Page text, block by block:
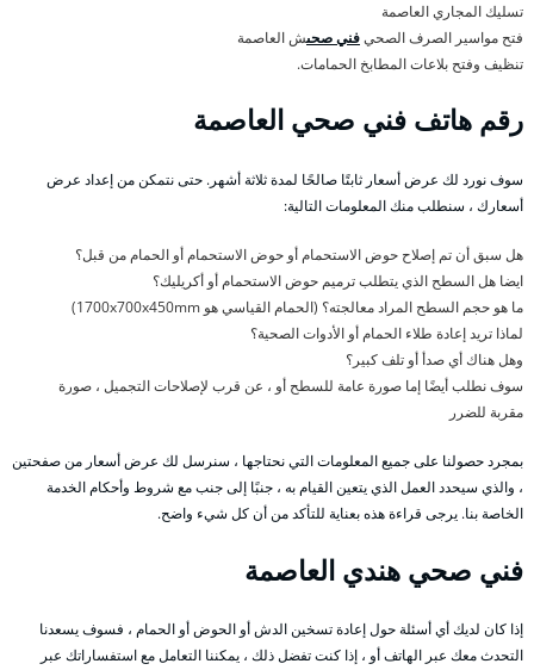
تسليك المجاري العاصمة
فتح مواسير الصرف الصحيفني صحىش العاصمة
تنظيف وفتح بلاعات المطابخ الحمامات.
رقم هاتف فني صحي العاصمة
سوف نورد لك عرض أسعار ثابتًا صالحًا لمدة ثلاثة أشهر. حتى نتمكن من إعداد عرض
أسعارك ، سنطلب منك المعلومات التالية:
هل سبق أن تم إصلاح حوض الاستحمام أو حوض الاستحمام أو الحمام من قبل؟
ايضا هل السطح الذي يتطلب ترميم حوض الاستحمام أو أكريليك؟
ما هو حجم السطح المراد معالجته؟ (الحمام القياسي هو 1700x700x450mm)
لماذا تريد إعادة طلاء الحمام أو الأدوات الصحية؟
وهل هناك أي صدأ أو تلف كبير؟
سوف نطلب أيضًا إما صورة عامة للسطح أو ، عن قرب لإصلاحات التجميل ، صورة
مقربة للضرر
بمجرد حصولنا على جميع المعلومات التي نحتاجها ، سنرسل لك عرض أسعار من صفحتين
، والذي سيحدد العمل الذي يتعين القيام به ، جنبًا إلى جنب مع شروط وأحكام الخدمة
الخاصة بنا. يرجى قراءة هذه بعناية للتأكد من أن كل شيء واضح.
فني صحي هندي العاصمة
إذا كان لديك أي أسئلة حول إعادة تسخين الدش أو الحوض أو الحمام ، فسوف يسعدنا
التحدث معك عبر الهاتف أو ، إذا كنت تفضل ذلك ، يمكننا التعامل مع استفساراتك عبر